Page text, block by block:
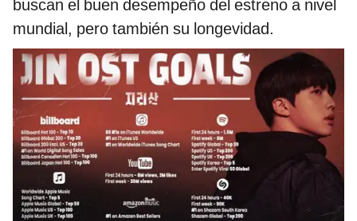
buscan el buen desempeño del estreno a nivel
mundial, pero también su longevidad.